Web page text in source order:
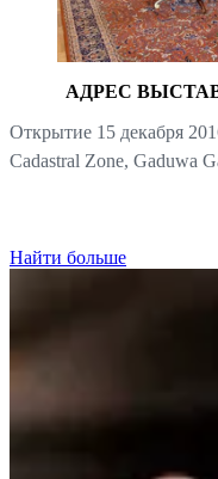
АДРЕС
Открытие 15 декабря
Cadastral Zone, Gaduwa
Найти больше